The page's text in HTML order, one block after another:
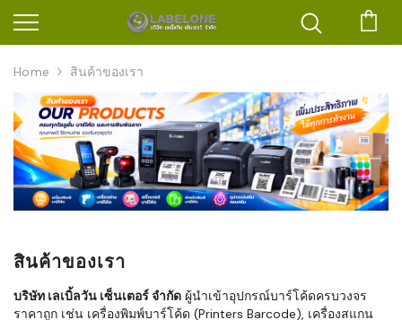
Home สินค้าของเรา
สินค้าของเรา
บริษัท เลเบิ้ลวัน เซ็นเตอร์ จำกัด ผู้นำเข้าอุปกรณ์บาร์โค้ดครบวงจร
ราคาถูก เช่น เครื่องพิมพ์บาร์โค้ด (Printers Barcode), เครื่องสแกน